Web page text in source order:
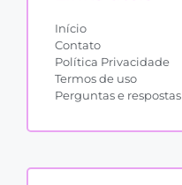
Início
Contato
Política Privacidade
Termos de uso
Perguntas e respostas